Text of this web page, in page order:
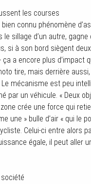
les courses
connu phénomène
le sillage d’un autre,
si à son bord siègent
ça a encore plus d’impact
tire, mais derrière
Le mécanisme est peu
par un véhicule. « Deux
crée une force qui
une » bulle d’air « qui le
Celui-ci entre alors
égale, il peut aller